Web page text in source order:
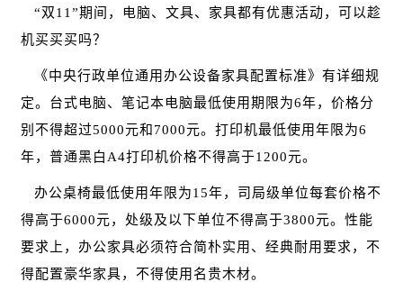
“双11”期间，电脑、文具、家具都有优惠活动，可以趁
机买买买吗？
《中央行政单位通用办公设备家具配置标准》有详细规
定。台式电脑、笔记本电脑最低使用期限为6年，价格分
别不得超过5000元和7000元。打印机最低使用年限为6
年，普通黑白A4打印机价格不得高于1200元。
办公桌椅最低使用年限为15年，司局级单位每套价格不
得高于6000元，处级及以下单位不得高于3800元。性能
要求上，办公家具必须符合简朴实用、经典耐用要求，不
得配置豪华家具，不得使用名贵木材。